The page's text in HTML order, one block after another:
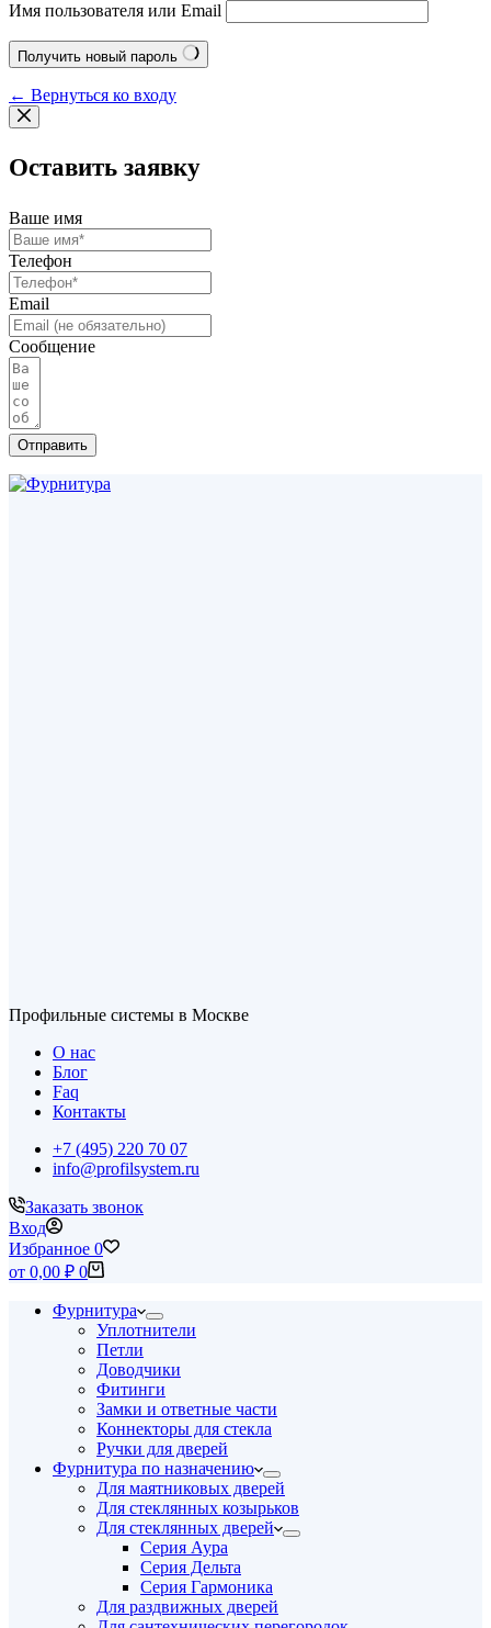
Имя пользователя или Email
Получить новый пароль
← Вернуться ко входу
Оставить заявку
Ваше имя
Телефон
Email
Сообщение
Отправить
Профильные системы в Москве
О нас
Блог
Faq
Контакты
+7 (495) 220 70 07
info@profilsystem.ru
Заказать звонок
Вход
Избранное 0
Корзина
от 0,00 ₽ 0
Фурнитура
Уплотнители
Петли
Доводчики
Фитинги
Замки и ответные части
Коннекторы для стекла
Ручки для дверей
Фурнитура по назначению
Для маятниковых дверей
Для стеклянных козырьков
Для стеклянных дверей
Серия Аура
Серия Дельта
Серия Гармоника
Для раздвижных дверей